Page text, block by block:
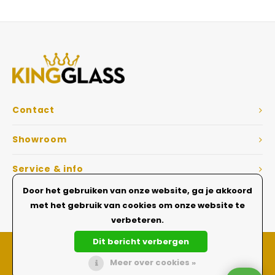
Contact
Showroom
Service & info
Dé Glazen wanden specialist
Door het gebruiken van onze website, ga je akkoord
met het gebruik van cookies om onze website te
verbeteren.
Dit bericht verbergen
Meer over cookies »